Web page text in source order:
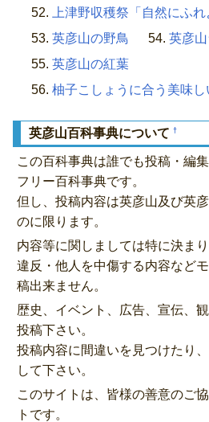
上津野収穫祭「自然にふれ
英彦山の野鳥
英彦
英彦山の紅葉
柚子こしょうに合う美味し
英彦山百科事典について †
この百科事典は誰でも投稿・編
フリー百科事典です。
但し、投稿内容は英彦山及び英
のに限ります。
内容等に関しましては特に決ま
違反・他人を中傷する内容など
稿出来ません。
歴史、イベント、広告、宣伝、
投稿下さい。
投稿内容に間違いを見つけたり
して下さい。
このサイトは、皆様の善意のご
トです。